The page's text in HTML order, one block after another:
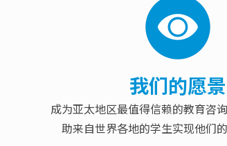
我们的愿景
成为亚太地区最值得信赖的教育咨
助来自世界各地的学生实现他们